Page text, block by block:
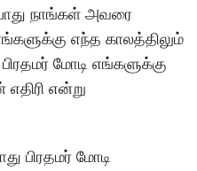
நாங்கள் அவரை
எந்த காலத்திலும்
மோடி எங்களுக்கு
என்று
பிரதமர் மோடி